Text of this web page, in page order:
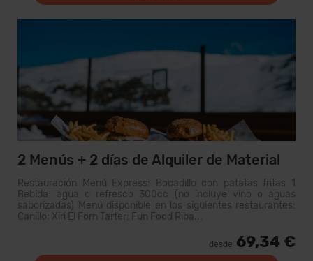
2 Menús + 2 días de Alquiler de Material
Restauración Menú Express: Bocadillo con patatas fritas 1
Bebida: agua o refresco 300cc (no incluye vino o aguas
saborizadas) Menú disponible en los siguientes restaurantes:
Canillo: Xiri El Forn Tarter: Fun Food Riba...
desde 69,34 €